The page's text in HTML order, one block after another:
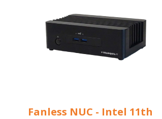
Fanless NUC - Intel 11th